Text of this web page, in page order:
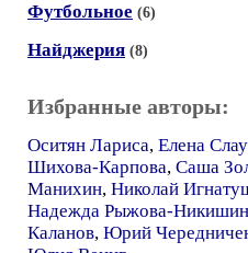
Футбольное (6)
Найджерия (8)
Избранные авторы:
Оситян Лариса, Елена
Шихова-Карпова, Саша
Манихин, Николай
Надежда Рыжова-
Каланов, Юрий